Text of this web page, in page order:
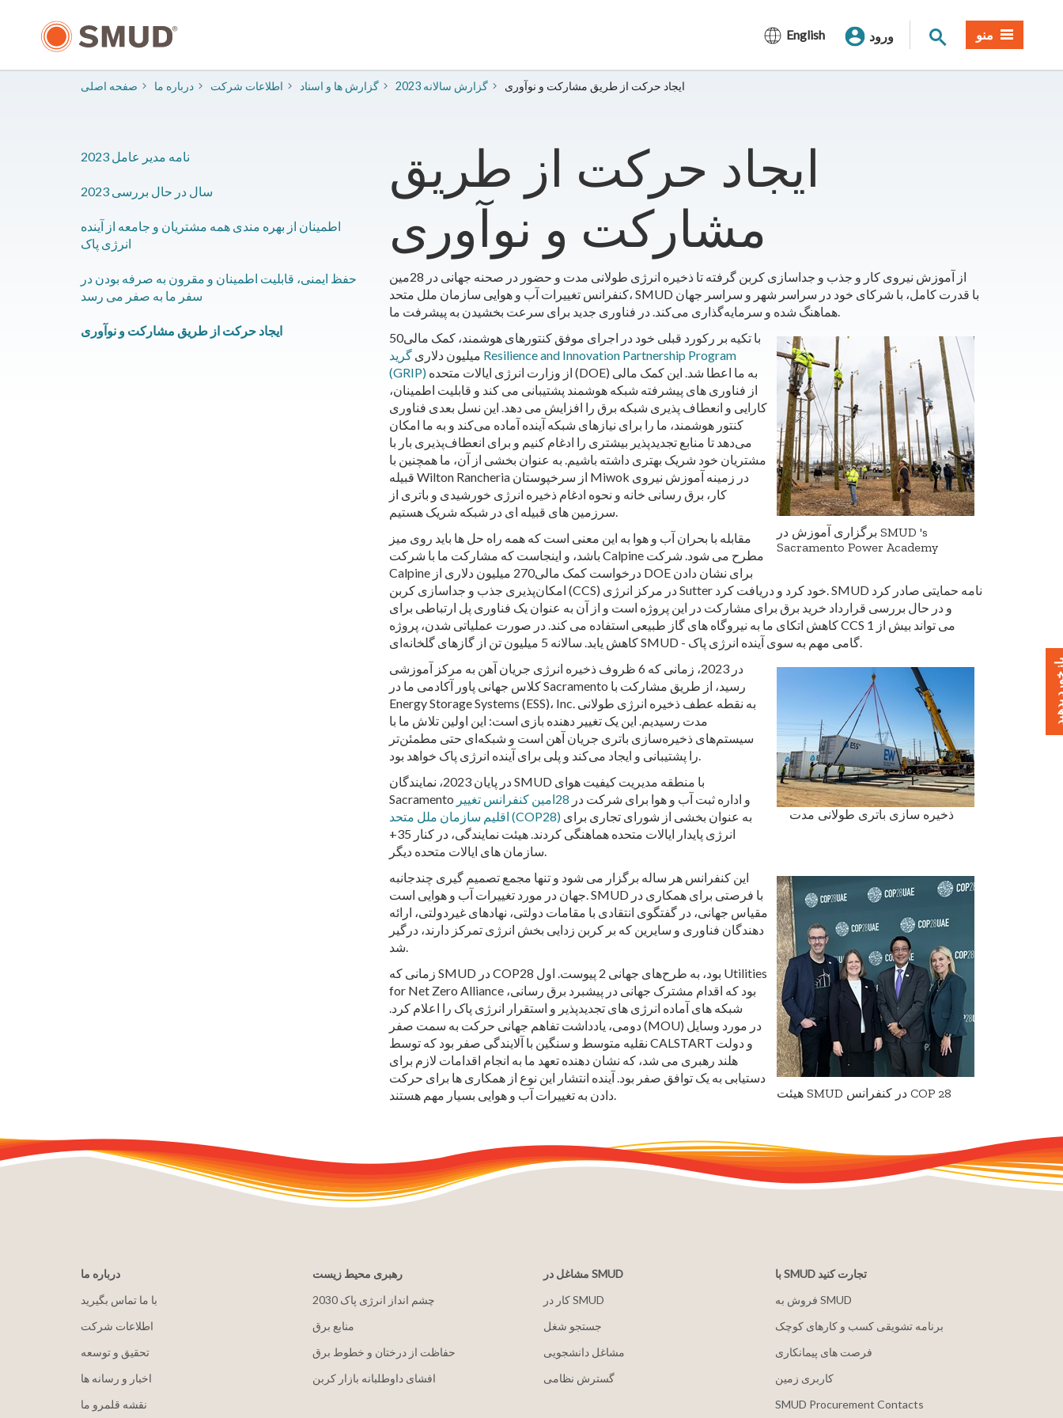
English ورود جستجوی سایت
منو
صفحه اصلی درباره ما اطلاعات شرکت ​گزارش ها و اسناد 2023 گزارش سالانه ایجاد حرکت از طریق مشارکت و نوآوری
ایجاد حرکت از طریق
مشارکت و نوآوری
از آموزش نیروی کار و جذب و جداسازی کربن گرفته تا ذخیره انرژی طولانی مدت و حضور در صحنه جهانی در 28مین
کنفرانس تغییرات آب و هوایی سازمان ملل متحد، SMUD با قدرت کامل، با شرکای خود در سراسر شهر و سراسر جهان
هماهنگ شده و سرمایه‌گذاری می‌کند. در فناوری جدید برای سرعت بخشیدن به پیشرفت ما.
برگزاری آموزش در SMUD 's
Sacramento Power Academy
با تکیه بر رکورد قبلی خود در اجرای موفق کنتورهای هوشمند، کمک مالی50
میلیون دلاری گرید Resilience and Innovation Partnership Program
(GRIP)
از فناوری های پیشرفته شبکه هوشمند پشتیبانی می کند و قابلیت اطمینان،
کارایی و انعطاف پذیری شبکه برق را افزایش می دهد. این نسل بعدی فناوری
کنتور هوشمند، ما را برای نیازهای شبکه آینده آماده می‌کند و به ما امکان
می‌دهد تا منابع تجدیدپذیر بیشتری را ادغام کنیم و برای انعطاف‌پذیری بار با
مشتریان خود شریک بهتری داشته باشیم. به عنوان بخشی از آن، ما همچنین با
قبیله Wilton Rancheria از سرخپوستان Miwok در زمینه آموزش نیروی
کار، برق رسانی خانه و نحوه ادغام ذخیره انرژی خورشیدی و باتری از
سرزمین های قبیله ای در شبکه شریک هستیم.
مقابله با بحران آب و هوا به این معنی است که همه راه حل ها باید روی میز
باشد، و اینجاست که مشارکت ما با شرکت Calpine مطرح می شود. شرکت
Calpine درخواست کمک مالی270 میلیون دلاری از DOE برای نشان دادن
امکان‌پذیری جذب و جداسازی کربن (CCS) در مرکز انرژی Sutter خود کرد و دریافت کرد. SMUD نامه حمایتی صادر کرد
و در حال بررسی قرارداد خرید برق برای مشارکت در این پروژه است و از آن به عنوان یک فناوری پل ارتباطی برای
کاهش اتکای ما به نیروگاه های گاز طبیعی استفاده می کند. در صورت عملیاتی شدن، پروژه CCS می تواند بیش از 1
کاهش یابد. سالانه 5 میلیون تن از گازهای گلخانه‌ای SMUD - گامی مهم به سوی آینده انرژی پاک.
ذخیره سازی باتری طولانی مدت
در 2023، زمانی که 6 ظروف ذخیره انرژی جریان آهن به مرکز آموزشی
کلاس جهانی پاور آکادمی ما در Sacramento رسید، از طریق مشارکت با
Energy Storage Systems (ESS)، Inc. به نقطه عطف ذخیره انرژی طولانی
مدت رسیدیم. این یک تغییر دهنده بازی است: این اولین تلاش ما با
سیستم‌های ذخیره‌سازی باتری جریان آهن است و شبکه‌ای حتی مطمئن‌تر
را پشتیبانی و ایجاد می‌کند و پلی برای آینده انرژی پاک خواهد بود.
در پایان 2023، نمایندگان SMUD با منطقه مدیریت کیفیت هوای
Sacramento و اداره ثبت آب و هوا برای شرکت در
28امین کنفرانس تغییر
اقلیم سازمان ملل متحد (COP28)
انرژی پایدار ایالات متحده هماهنگی کردند. هیئت نمایندگی، در کنار 35+
سازمان های ایالات متحده دیگر.
هیئت SMUD در کنفرانس COP 28
این کنفرانس هر ساله برگزار می شود و تنها مجمع تصمیم گیری چندجانبه
جهان در مورد تغییرات آب و هوایی است. SMUD با فرصتی برای همکاری در
مقیاس جهانی، در گفتگوی انتقادی با مقامات دولتی، نهادهای غیردولتی، ارائه
دهندگان فناوری و سایرین که بر کربن زدایی بخش انرژی تمرکز دارند، درگیر
شد.
زمانی که SMUD در COP28 بود، به طرح‌های جهانی 2 پیوست. اول Utilities
for Net Zero Alliance بود که اقدام مشترک جهانی در پیشبرد برق رسانی،
شبکه های آماده انرژی های تجدیدپذیر و استقرار انرژی پاک را اعلام کرد.
دومی، یادداشت تفاهم جهانی حرکت به سمت صفر (MOU) در مورد وسایل
نقلیه متوسط و سنگین با آلایندگی صفر بود که توسط CALSTART و دولت
هلند رهبری می شد، که نشان دهنده تعهد ما به انجام اقدامات لازم برای
دستیابی به یک توافق صفر بود. آینده انتشار این نوع از همکاری ها برای حرکت
دادن به تغییرات آب و هوایی بسیار مهم هستند.
نامه مدیر عامل 2023
2023 سال در حال بررسی
اطمینان از بهره مندی همه مشتریان و جامعه از آینده
انرژی پاک
حفظ ایمنی، قابلیت اطمینان و مقرون به صرفه بودن در
سفر ما به صفر می رسد
ایجاد حرکت از طریق مشارکت و نوآوری
درباره ما
با ما تماس بگیرید
اطلاعات شرکت
تحقیق و توسعه
اخبار و رسانه ها
نقشه قلمرو ما
رهبری محیط زیست
2030 چشم انداز انرژی پاک
منابع برق
حفاظت از درختان و خطوط برق
افشای داوطلبانه بازار کربن
مشاغل در SMUD
کار در SMUD
جستجو شغل
مشاغل دانشجویی
گسترش نظامی
با SMUD تجارت کنید
فروش به SMUD
برنامه تشویقی کسب و کارهای کوچک
فرصت های پیمانکاری
کاربری زمین
SMUD Procurement Contacts